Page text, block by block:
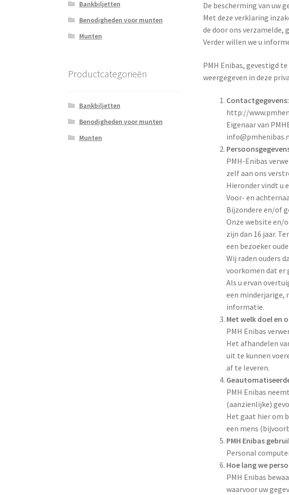
De bescherming van uw
Met deze verklaring
de door ons verzamelde,
Verder willen we u
PMH Enibas, gevestigd
weergegeven in deze
Contactgegevens:
http://
Eigenaar van
PMH-Enibas
zelf aan ons
Hieronder vindt u
Voor- en
Bijzondere en/of
Onze website en/
zijn dan 16 jaar.
een bezoeker
Wij raden ouders
voorkomen dat er
Als u ervan
een minderjarige,
informatie.
Met welk doel en
PMH Enibas
Het afhandelen
uit te kunnen
af te leveren.
PMH Enibas
(aanzienlijke)
Het gaat hier om
een mens
PMH Enibas
Personal
Hoe lang we
PMH Enibas
waarvoor uw
Bankbiljetten
Benodigheden voor munten
Munten
Productcategorieën
Bankbiljetten
Benodigheden voor munten
Munten